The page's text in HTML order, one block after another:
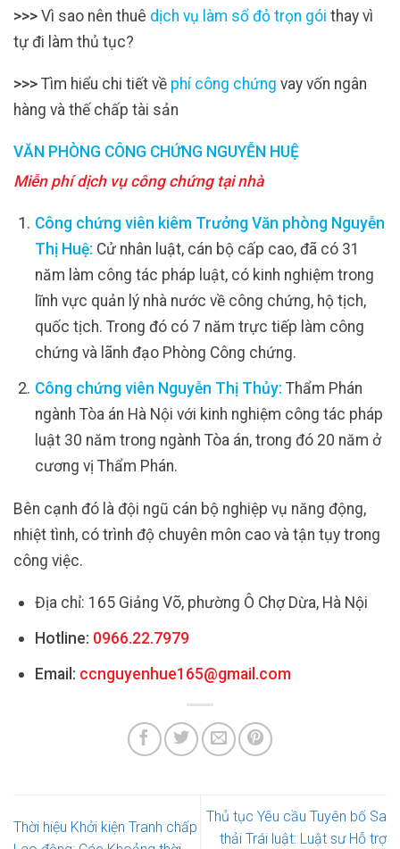
>>> Vì sao nên thuê dịch vụ làm sổ đỏ trọn gói thay vì
tự đi làm thủ tục?
>>> Tìm hiểu chi tiết về phí công chứng vay vốn ngân
hàng và thế chấp tài sản
VĂN PHÒNG CÔNG CHỨNG NGUYỄN HUỆ
Miễn phí dịch vụ công chứng tại nhà
Công chứng viên kiêm Trưởng Văn phòng Nguyễn
Thị Huệ: Cử nhân luật, cán bộ cấp cao, đã có 31
năm làm công tác pháp luật, có kinh nghiệm trong
lĩnh vực quản lý nhà nước về công chứng, hộ tịch,
quốc tịch. Trong đó có 7 năm trực tiếp làm công
chứng và lãnh đạo Phòng Công chứng.
Công chứng viên Nguyễn Thị Thủy: Thẩm Phán
ngành Tòa án Hà Nội với kinh nghiệm công tác pháp
luật 30 năm trong ngành Tòa án, trong đó 20 năm ở
cương vị Thẩm Phán.
Bên cạnh đó là đội ngũ cán bộ nghiệp vụ năng động,
nhiệt tình, có trình độ chuyên môn cao và tận tụy trong
công việc.
Địa chỉ: 165 Giảng Võ, phường Ô Chợ Dừa, Hà Nội
Hotline: 0966.22.7979
Email: ccnguyenhue165@gmail.com
Thời hiệu Khởi kiện Tranh chấp
Thủ tục Yêu cầu Tuyên bố Sa
thải Trái luật: Luật sư Hỗ trợ